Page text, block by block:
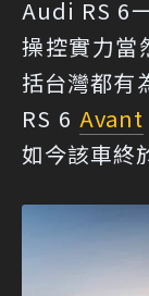
Audi RS 6
操控實力當
括台灣都有
RS 6 Avant
如今該車終